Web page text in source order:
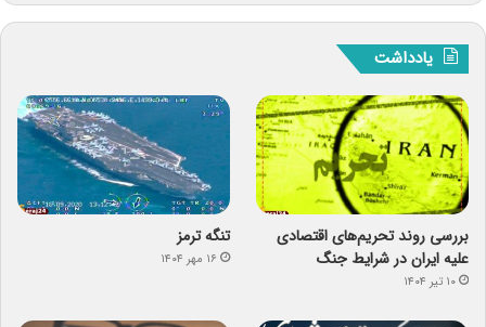
یادداشت
بررسی روند تحریم‌های اقتصادی
علیه ایران در شرایط جنگ
۱۰ تیر ۱۴۰۴
تنگه ترمز
۱۶ مهر ۱۴۰۴